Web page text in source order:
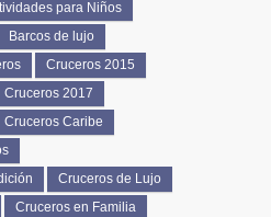
para Niños
Barcos de lujo
Cruceros 2015
Cruceros 2017
Cruceros Caribe
Cruceros de Lujo
Cruceros en Familia